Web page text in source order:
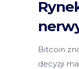
Bitcoin
decyzji